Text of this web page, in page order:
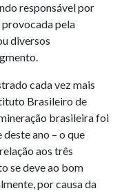
responsável por
provocada pela
diversos
cada vez mais
Brasileiro de
brasileira foi
ano – o que
aos três
se deve ao bom
por causa da